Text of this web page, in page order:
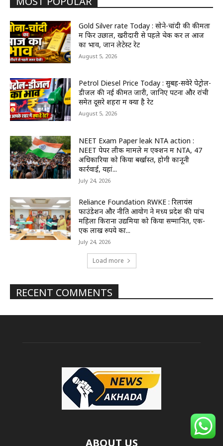
Gold Silver rate Today : सोने-चांदी की कीमतों
में फिर उछाल, खरीदारी से पहले चेक कर लें आज
का भाव, जानें लेटेस्ट रेट
August 5, 2026
Petrol Diesel Price Today : सुबह-सवेरे पेट्रोल-
डीजल की नई कीमतें जारी, जानिए पटना और रांची
समेत दूसरे शहरों में क्या है रेट
August 5, 2026
NEET Exam Paper leak NTA action :
NEET पेपर लीक मामले में एक्शन में NTA, 47
अधिकारियों को किया बर्खास्त, होगी कानूनी
कार्रवाई, यहां...
July 24, 2026
Reliance Foundation RWKE : रिलायंस
फाउंडेशन और नीति आयोग ने मध्य प्रदेश की पांच
महिला किराना उद्यमियों को किया सम्मानित, एक-
एक लाख रुपये का...
July 24, 2026
Load more
RECENT COMMENTS
ABOUT US